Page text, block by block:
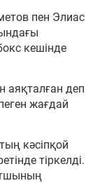
пен Элиас
кешінде
аяқталған деп
жағдай
кәсіпқой
тіркелді.